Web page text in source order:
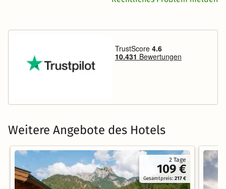
Weitere Angebote des Hotels
2 Tage
109 €
Gesamtpreis:217 €